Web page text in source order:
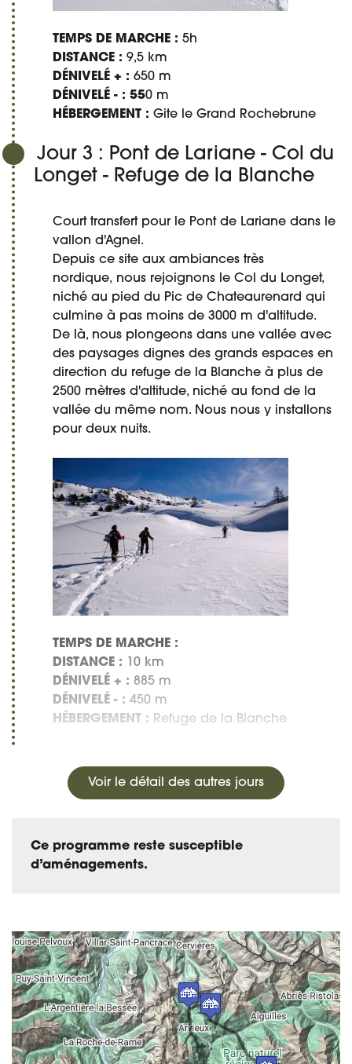
TEMPS DE MARCHE : 5h
DISTANCE : 9,5 km
DÉNIVELÉ + : 650 m
DÉNIVELÉ - : 550 m
HÉBERGEMENT : Gite le Grand Rochebrune
Jour 3 : Pont de Lariane - Col du
Longet - Refuge de la Blanche
Court transfert pour le Pont de Lariane dans le
vallon d'Agnel.
Depuis ce site aux ambiances très
nordique, nous rejoignons le Col du Longet,
niché au pied du Pic de Chateaurenard qui
culmine à pas moins de 3000 m d'altitude.
De là, nous plongeons dans une vallée avec
des paysages dignes des grands espaces en
direction du refuge de la Blanche à plus de
2500 mètres d'altitude, niché au fond de la
vallée du même nom. Nous nous y installons
pour deux nuits.
TEMPS DE MARCHE :
DISTANCE : 10 km
DÉNIVELÉ + : 885 m
DÉNIVELÉ - : 450 m
HÉBERGEMENT : Refuge de la Blanche
Voir le détail des autres jours
Ce programme reste susceptible
d’aménagements.